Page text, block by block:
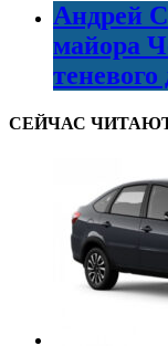
Андрей
майора
теневого
СЕЙЧАС